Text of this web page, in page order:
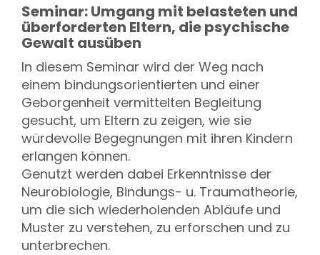
Seminar: Umgang mit belasteten und
überforderten Eltern, die psychische
Gewalt ausüben
In diesem Seminar wird der Weg nach
einem bindungsorientierten und einer
Geborgenheit vermittelten Begleitung
gesucht, um Eltern zu zeigen, wie sie
würdevolle Begegnungen mit ihren Kindern
erlangen können.
Genutzt werden dabei Erkenntnisse der
Neurobiologie, Bindungs- u. Traumatheorie,
um die sich wiederholenden Abläufe und
Muster zu verstehen, zu erforschen und zu
unterbrechen.